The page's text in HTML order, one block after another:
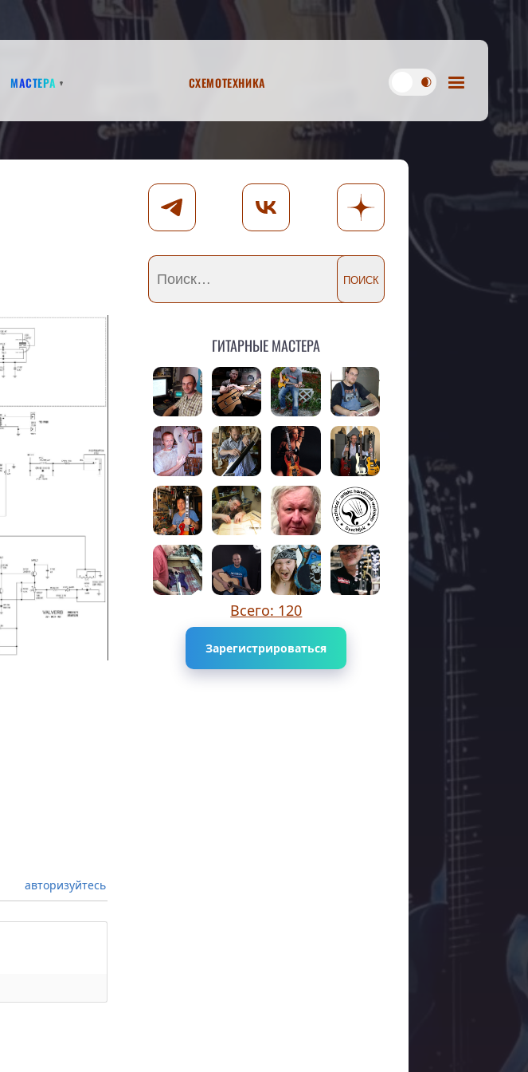
Мастера Схемотехника
авторизуйтесь
Гитарные мастера
Всего: 120
Зарегистрироваться